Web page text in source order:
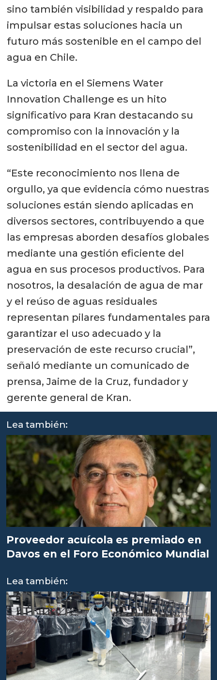
sino también visibilidad y respaldo para
impulsar estas soluciones hacia un
futuro más sostenible en el campo del
agua en Chile.
La victoria en el Siemens Water
Innovation Challenge es un hito
significativo para Kran destacando su
compromiso con la innovación y la
sostenibilidad en el sector del agua.
“Este reconocimiento nos llena de
orgullo, ya que evidencia cómo nuestras
soluciones están siendo aplicadas en
diversos sectores, contribuyendo a que
las empresas aborden desafíos globales
mediante una gestión eficiente del
agua en sus procesos productivos. Para
nosotros, la desalación de agua de mar
y el reúso de aguas residuales
representan pilares fundamentales para
garantizar el uso adecuado y la
preservación de este recurso crucial”,
señaló mediante un comunicado de
prensa, Jaime de la Cruz, fundador y
gerente general de Kran.
Lea también:
Proveedor acuícola es premiado en
Davos en el Foro Económico Mundial
Lea también: